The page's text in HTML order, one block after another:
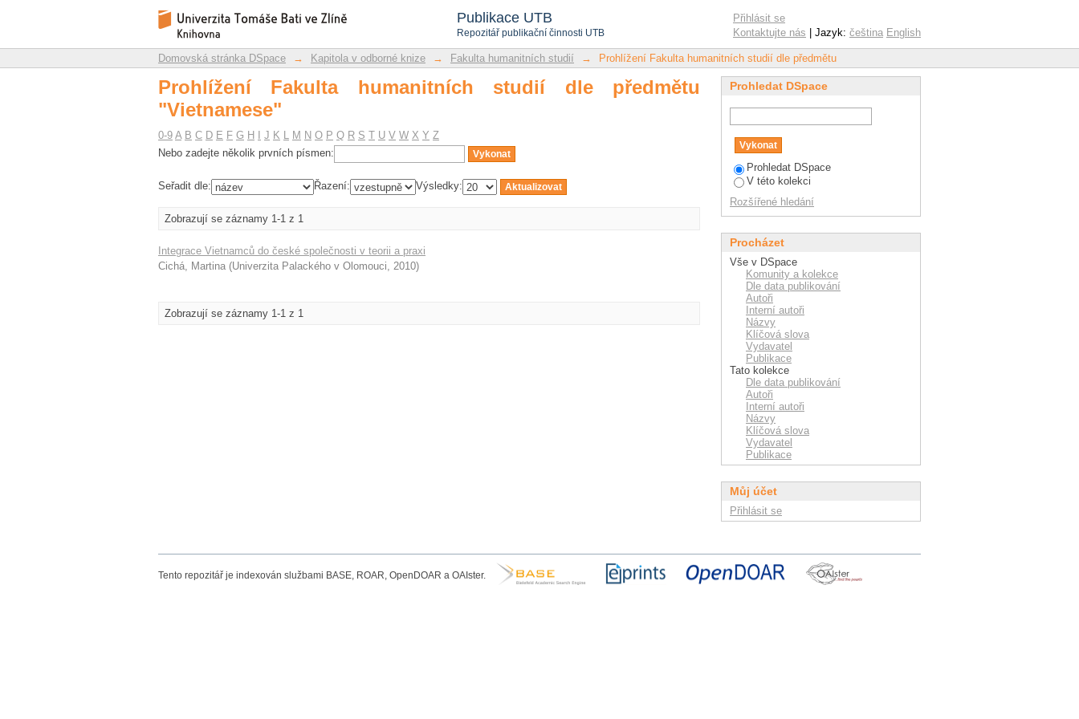
Publikace UTB
Repozitář publikační činnosti UTB
Prohlížení Fakulta humanitních studií dle předmětu "Vietnamese"
Repozitář DSpace/Manakin
Přihlásit se
Kontaktujte nás | Jazyk: čeština English
Domovská stránka DSpace → Kapitola v odborné knize → Fakulta humanitních studií → Prohlížení Fakulta humanitních studií dle předmětu
Prohlížení Fakulta humanitních studií dle předmětu
"Vietnamese"
0-9 A B C D E F G H J K L M N O P Q R S T U V W X Y Z
Nebo zadejte několik prvních písmen:
Seřadit dle: Řazení: Výsledky:
Zobrazují se záznamy 1-1 z 1
Integrace Vietnamců do české společnosti v teorii a praxi
Cichá, Martina (Univerzita Palackého v Olomouci, 2010)
Zobrazují se záznamy 1-1 z 1
Prohledat DSpace
Prohledat DSpace
V této kolekci
Rozšířené hledání
Procházet
Vše v DSpace
Komunity a kolekce
Dle data publikování
Autoři
Interní autoři
Názvy
Klíčová slova
Vydavatel
Publikace
Tato kolekce
Dle data publikování
Autoři
Interní autoři
Názvy
Klíčová slova
Vydavatel
Publikace
Můj účet
Přihlásit se
Tento repozitář je indexován službami BASE, ROAR, OpenDOAR a OAIster.